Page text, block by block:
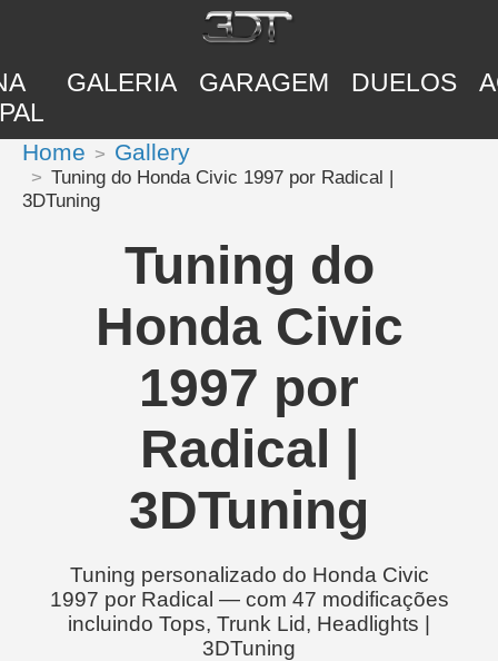
GALERIA GARAGEM DUELOS
Home Gallery
Tuning do Honda Civic 1997 por Radical |
3DTuning
Tuning do
Honda Civic
1997 por
Radical |
3DTuning
Tuning personalizado do Honda Civic
1997 por Radical — com 47 modificações
incluindo Tops, Trunk Lid, Headlights |
3DTuning